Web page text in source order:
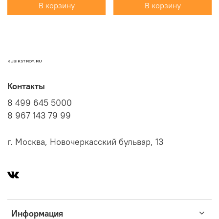
В корзину В корзину
KUBIKSTROY.RU
Информация
Контакты
8 499 645 5000
8 967 143 79 99
г. Москва, Новочеркасский бульвар, 13